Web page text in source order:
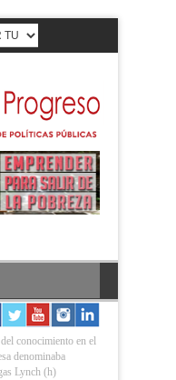
conocimiento en el
denominaba
Lynch (h)